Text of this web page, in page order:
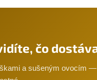
čo
a sušeným ovocím —